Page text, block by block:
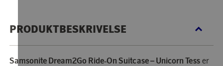
PRODUKTBESKRIVELSE
Samsonite Dream2Go Ride‑On Suitcase – Unicorn Tess er